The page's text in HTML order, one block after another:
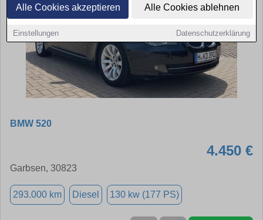
Alle Cookies akzeptieren Alle Cookies ablehnen
Einstellungen Datenschutzerklärung
BMW 520
4.450 €
Garbsen, 30823
293.000 km Diesel 130 kw (177 PS)